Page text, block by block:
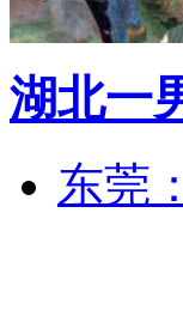
湖北一
东莞